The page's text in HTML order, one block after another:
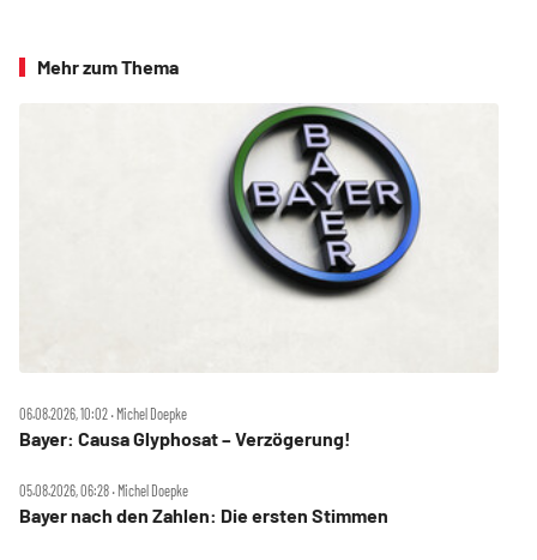
Mehr zum Thema
06.08.2026, 10:02 ‧ Michel Doepke
Bayer: Causa Glyphosat – Verzögerung!
05.08.2026, 06:28 ‧ Michel Doepke
Bayer nach den Zahlen: Die ersten Stimmen